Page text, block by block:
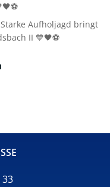
Aufholjagd bringt
II 💙🖤⚽